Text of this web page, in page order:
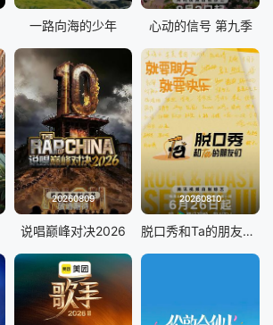
一路向海的少年 心动的信号 第九季
20260809
说唱巅峰对决2026
20260810
脱口秀和Ta的朋友们 第三季